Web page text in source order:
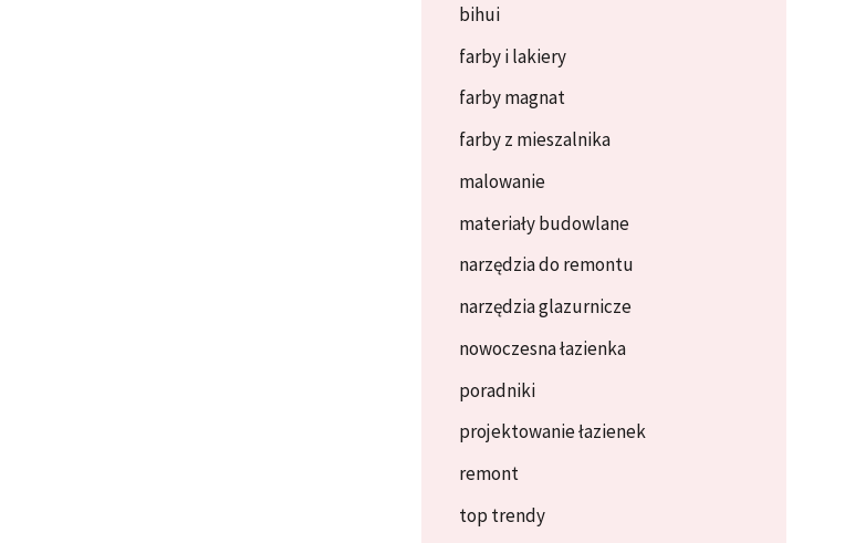
bihui
farby i lakiery
farby magnat
farby z mieszalnika
malowanie
materiały budowlane
narzędzia do remontu
narzędzia glazurnicze
nowoczesna łazienka
poradniki
projektowanie łazienek
remont
top trendy